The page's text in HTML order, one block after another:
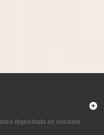
depositada en nosotros.